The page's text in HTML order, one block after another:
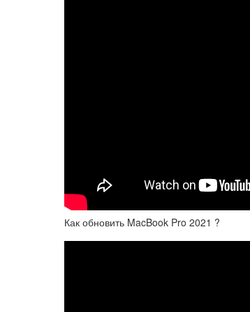
Как обновить MacBook Pro 2021 ?